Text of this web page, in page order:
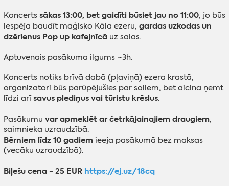
Koncerts sākas 13:00, bet gaidīti būsiet jau no 11:00, jo būs
iespēja baudīt maģisko Kāla ezeru, gardas uzkodas un
dzērienus Pop up kafejnīcāuz salas.
Aptuvenais pasākuma ilgums ~3h.
Koncerts notiks brīvā dabā (pļaviņā) ezera krastā,
organizatori būs parūpējušies par soliem, bet aicina ņemt
līdzi arīsavus plediņus vai tūristu krēslus.
Pasākumu var apmeklēt ar četrkājainajiem draugiem,
saimnieka uzraudzībā.
Bērniem līdz 10 gadiemieeja pasākumā bez maksas
(vecāku uzraudzībā).
Biļešu cena - 25 EUR https://ej.uz/18cq